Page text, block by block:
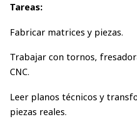
Tareas:
Fabricar matrices y piezas.
Trabajar con tornos,
CNC.
Leer planos técnicos y
piezas reales.